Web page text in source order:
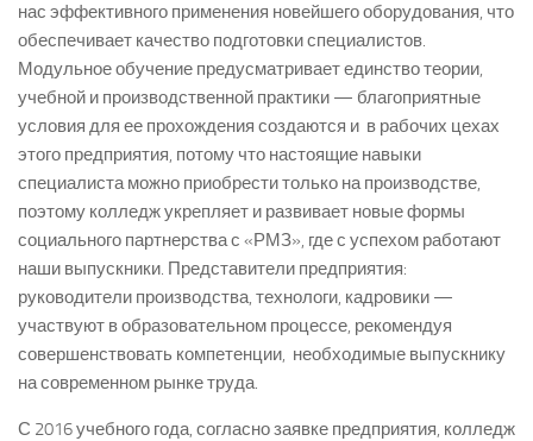
нас эффективного применения новейшего оборудования, что
обеспечивает качество подготовки специалистов.
Модульное обучение предусматривает единство теории,
учебной и производственной практики — благоприятные
условия для ее прохождения создаются и в рабочих цехах
этого предприятия, потому что настоящие навыки
специалиста можно приобрести только на производстве,
поэтому колледж укрепляет и развивает новые формы
социального партнерства с «РМЗ», где с успехом работают
наши выпускники. Представители предприятия:
руководители производства, технологи, кадровики —
участвуют в образовательном процессе, рекомендуя
совершенствовать компетенции, необходимые выпускнику
на современном рынке труда.
С 2016 учебного года, согласно заявке предприятия, колледж